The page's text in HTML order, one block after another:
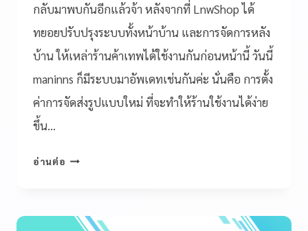
กลับมาพบกันอีกแล้วจ้า หลังจากที่ LnwShop ได้
ทยอยปรับปรุงระบบทั้งหน้าบ้าน และการจัดการหลัง
บ้าน ให้เหล่าร้านค้าเทพได้ใช้งานกันก่อนหน้านี้ วันนี้
maninns ก็มีระบบมาอัพเดทเช่นกันค่ะ นั่นคือ การตั้ง
ค่าการจัดส่งรูปแบบใหม่ ที่จะทำให้ร้านใช้งานได้ง่าย
ขึ้น…
อ่านต่อ